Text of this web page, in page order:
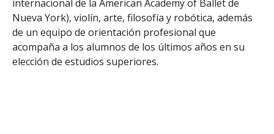
internacional de la American Academy of Ballet de
Nueva York), violín, arte, filosofía y robótica, además
de un equipo de orientación profesional que
acompaña a los alumnos de los últimos años en su
elección de estudios superiores.